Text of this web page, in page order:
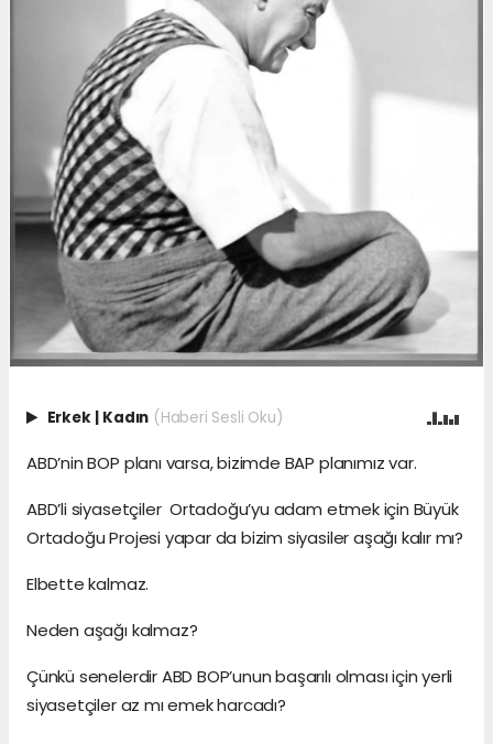
Erkek | Kadın (Haberi Sesli Oku)
ABD’nin BOP planı varsa, bizimde BAP planımız var.
ABD’li siyasetçiler Ortadoğu’yu adam etmek için Büyük
Ortadoğu Projesi yapar da bizim siyasiler aşağı kalır mı?
Elbette kalmaz.
Neden aşağı kalmaz?
Çünkü senelerdir ABD BOP’unun başarılı olması için yerli
siyasetçiler az mı emek harcadı?